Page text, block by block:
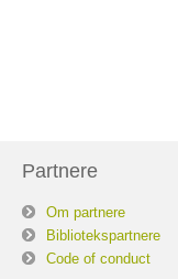
Partnere
Om partnere
Bibliotekspartnere
Code of conduct